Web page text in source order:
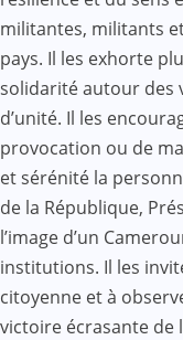
militantes, militants
pays. Il les exhorte
solidarité autour des
d’unité. Il les
provocation ou de
et sérénité la
de la République,
l’image d’un
institutions. Il les
citoyenne et à
victoire écrasante de